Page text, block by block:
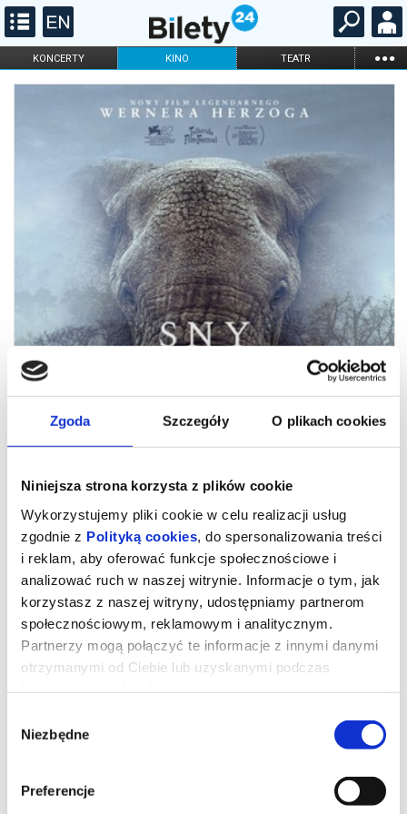
Zgoda Szczegóły O plikach cookies
Niniejsza strona korzysta z plików cookie
Wykorzystujemy pliki cookie w celu realizacji usług
zgodnie z Polityką cookies , do spersonalizowania treści
i reklam, aby oferować funkcje społecznościowe i
analizować ruch w naszej witrynie. Informacje o tym, jak
korzystasz z naszej witryny, udostępniamy partnerom
społecznościowym, reklamowym i analitycznym.
Partnerzy mogą połączyć te informacje z innymi danymi
otrzymanymi od Ciebie lub uzyskanymi podczas
zgody
Niezbędne
Preferencje
KONCERTY KINO TEATR ...
FILHARMONIA OPERA I BALET
ONLINE KARNETY
Sny o słoniach
Szaleni naukowcy i podróżnicy to ulubieni bohaterowie filmów
Wernera Herzoga. Tym razem reżyser skupia się na poszukiwaniu
Steve Boyes tropi ukrywające się przed człowiekiem stado w
Angoli, na niezamieszkałych terenach wielkości Anglii, które